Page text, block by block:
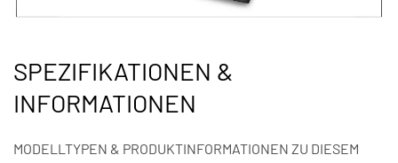
SPEZIFIKATIONEN &
INFORMATIONEN
MODELLTYPEN & PRODUKTINFORMATIONEN ZU DIESEM